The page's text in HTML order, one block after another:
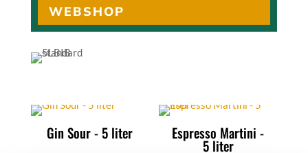
WEBSHOP
Gin Sour - 5 liter Espresso Martini -
5 liter